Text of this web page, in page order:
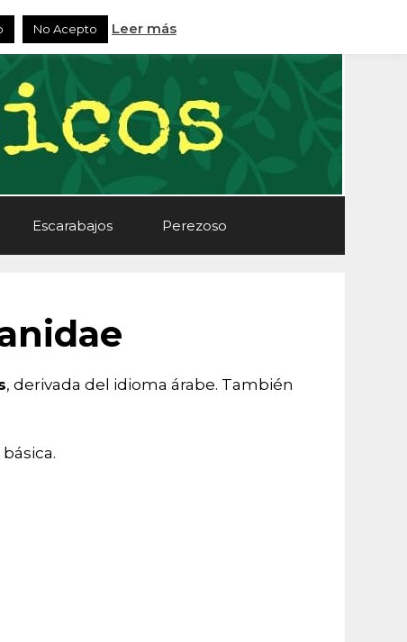
Escarabajos Perezoso
, derivada del idioma árabe. También
No Acepto Leer más